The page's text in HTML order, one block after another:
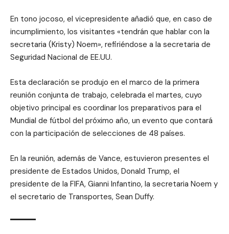
En tono jocoso, el vicepresidente añadió que, en caso de
incumplimiento, los visitantes «tendrán que hablar con la
secretaria (Kristy) Noem», refiriéndose a la secretaria de
Seguridad Nacional de EE.UU.
Esta declaración se produjo en el marco de la primera
reunión conjunta de trabajo, celebrada el martes, cuyo
objetivo principal es coordinar los preparativos para el
Mundial de fútbol del próximo año, un evento que contará
con la participación de selecciones de 48 países.
En la reunión, además de Vance, estuvieron presentes el
presidente de Estados Unidos, Donald Trump, el
presidente de la FIFA, Gianni Infantino, la secretaria Noem y
el secretario de Transportes, Sean Duffy.